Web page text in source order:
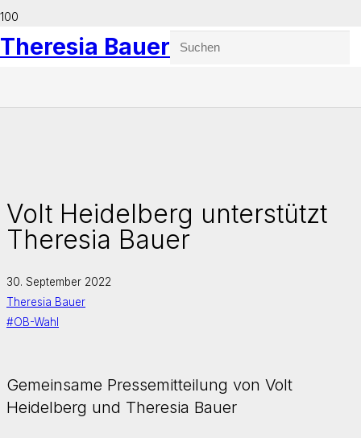
Theresia Bauer
Volt Heidelberg unterstützt
Theresia Bauer
30. September 2022
Theresia Bauer
#OB-Wahl
Gemeinsame Pressemitteilung von Volt
Heidelberg und Theresia Bauer